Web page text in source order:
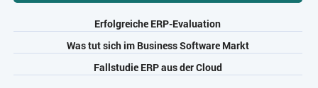
Erfolgreiche ERP-Evaluation
Was tut sich im Business Software Markt
Fallstudie ERP aus der Cloud